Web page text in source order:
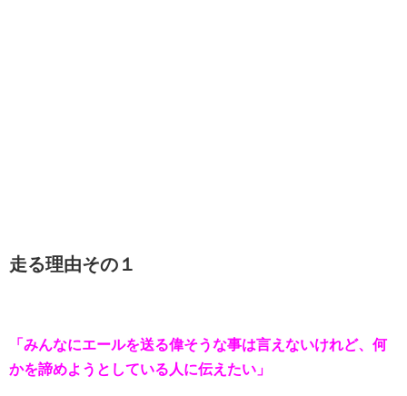
走る理由その１
「みんなにエールを送る偉そうな事は言えないけれど、何
かを諦めようとしている人に伝えたい」